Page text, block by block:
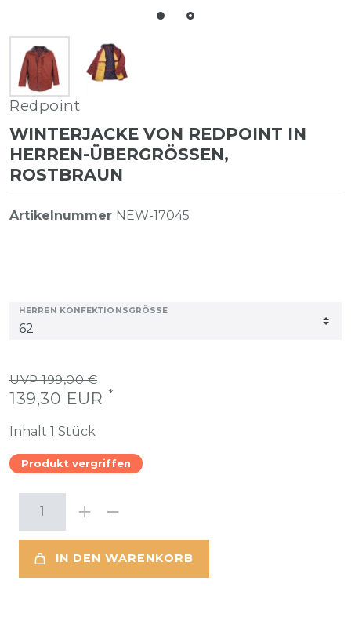
Redpoint
WINTERJACKE VON REDPOINT IN
HERREN-ÜBERGRÖSSEN, R
OSTBRAUN
Artikelnummer NEW-17045
HERREN KONFEKTIONSGRÖSSE
UVP 199,00 €
139,30 EUR *
Inhalt 1 Stück
Produkt vergriffen
IN DEN WARENKORB